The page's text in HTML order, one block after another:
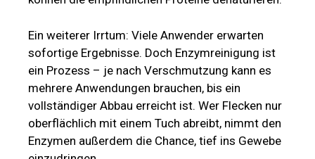
Ein weiterer Irrtum: Viele Anwender erwarten
sofortige Ergebnisse. Doch Enzymreinigung ist
ein Prozess – je nach Verschmutzung kann es
mehrere Anwendungen brauchen, bis ein
vollständiger Abbau erreicht ist. Wer Flecken nur
oberflächlich mit einem Tuch abreibt, nimmt den
Enzymen außerdem die Chance, tief ins Gewebe